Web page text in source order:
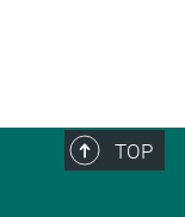
TOP